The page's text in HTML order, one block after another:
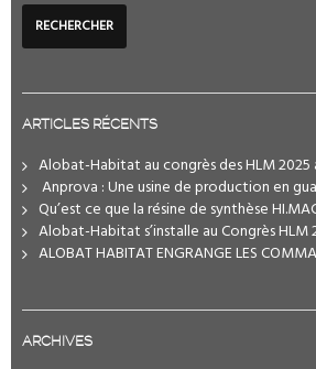
ARTICLES RÉCENTS
Alobat-Habitat au congrès des HLM 2025
Anprova : Une usine de production en
Qu’est ce que la résine de synthèse
Alobat-Habitat s’installe au Congrès HLM
ALOBAT HABITAT ENGRANGE LES
ARCHIVES